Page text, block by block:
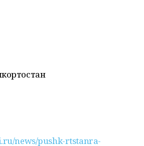
news/pushk-rtstanra-